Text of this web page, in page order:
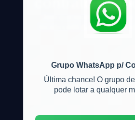
Grupo WhatsApp p/
Última chance! O grupo
pode lotar a qualquer
Tem que reconher firma no
loca&ccedil;&atilde;o de